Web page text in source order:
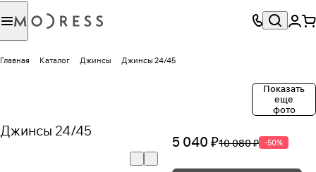
Главная Каталог Джинсы Джинсы 24/45
Показать
еще
фото
Джинсы 24/45
5 040 ₽10 080 ₽ -50%